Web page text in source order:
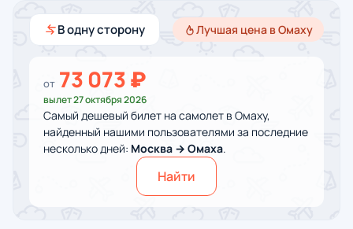
В одну сторону Лучшая цена в Омаху
от 73 073 ₽
вылет 27 октября 2026
Самый дешевый билет на самолет в Омаху,
найденный нашими пользователями за последние
несколько дней: Москва → Омаха.
Найти